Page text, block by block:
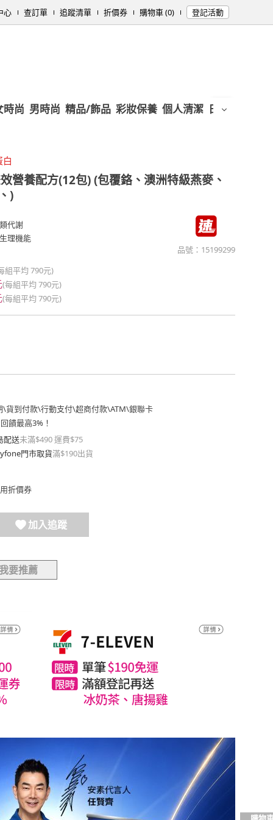
心 查訂單 追蹤清單 折價券 購物車 (0) 登記活動
時尚 男時尚 精品/飾品 彩妝保養 個人清潔 日用/紙品
營養配方(12包) (包覆鉻、澳洲特級燕麥、
)
代謝
理機能
品號： 15199299
組平均 790元)
(每組平均 790元)
(每組平均 790元)
\貨到付款\行動支付\超商付款\ATM\銀聯卡
饋最高3%！
配送未滿$490 運費$75
門市取貨滿$190出貨
折價券
加入追蹤
要推薦